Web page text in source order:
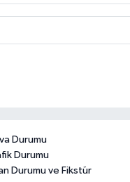
Durumu
Durumu
Durumu ve Fikstür